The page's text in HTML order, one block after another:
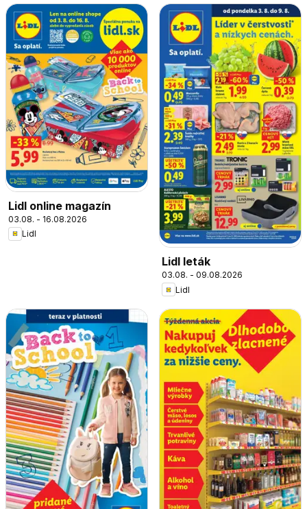
Lidl online magazín
03.08. - 16.08.2026
Lidl
Lidl leták
03.08. - 09.08.2026
Lidl